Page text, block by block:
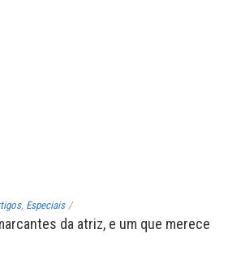
, Especiais /
da atriz, e um que merece